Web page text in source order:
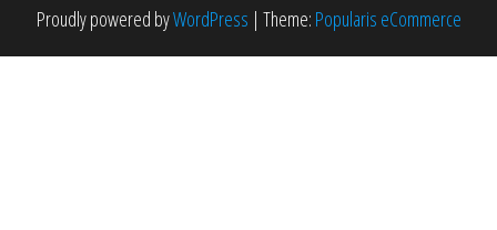
Proudly powered byWordPress | Theme: Popularis eCommerce